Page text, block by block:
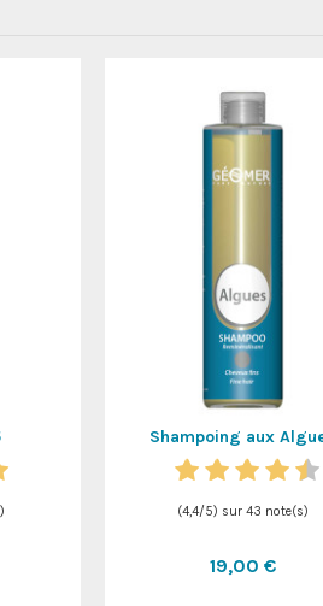
Shampoing aux
(4,4/5) sur 43 note(s)
19,00 €